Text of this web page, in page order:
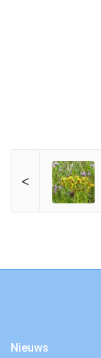
<
Nieuws